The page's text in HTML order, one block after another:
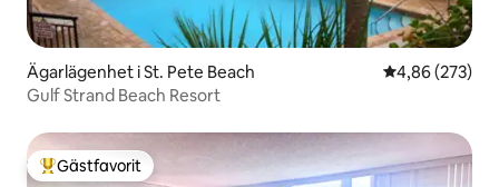
Ägarlägenhet i St. Pete Beach 4,86 av 5 i
4,86 (273)
Gulf Strand Beach Resort
Populär gästfavorit
Gästfavorit